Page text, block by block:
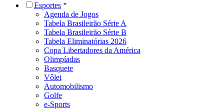
Esportes
Agenda de Jogos
Tabela Brasileirão Série A
Tabela Brasileirão Série B
Tabela Eliminatórias 2026
Copa Libertadores da América
Olimpíadas
Basquete
Vôlei
Automobilismo
Golfe
e-Sports